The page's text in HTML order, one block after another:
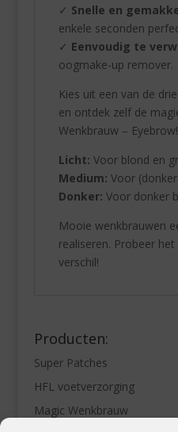
✓ Snelle en
enkele seconden
✓ Eenvoudig te
oogmake-up remover.
Kies uit een van de
en ontdek zelf de
Wenkbrauw – Eyebrow!
Licht: Voor blond en
Medium: Voor
Donker: Voor donker
Mooie wenkbrauwen
realiseren. Probeer
verschil!
Producten:
Super Patches
HFL voetverzorging
Magic Wenkbrauw